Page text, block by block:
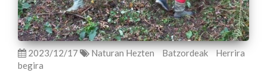
2023/12/17 Naturan Hezten Batzordeak
Herrira
begira